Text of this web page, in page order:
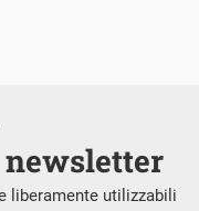
newsletter
liberamente utilizzabili